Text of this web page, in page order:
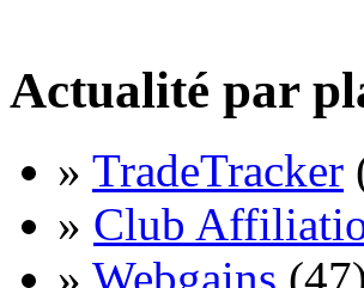
Actualité par
» TradeTracker
» Club
» Webgains